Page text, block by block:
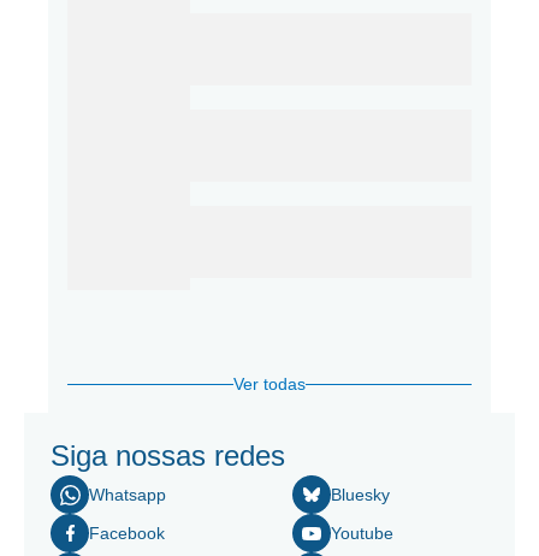
Ver todas
Siga nossas redes
Whatsapp
Facebook
Bluesky
Youtube